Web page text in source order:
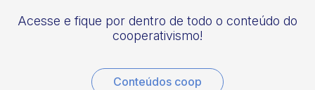
Sistema OCB adere a pacto de combate à violência
Acesse e fique por dentro de todo o conteúdo do
cooperativismo!
Conteúdos coop